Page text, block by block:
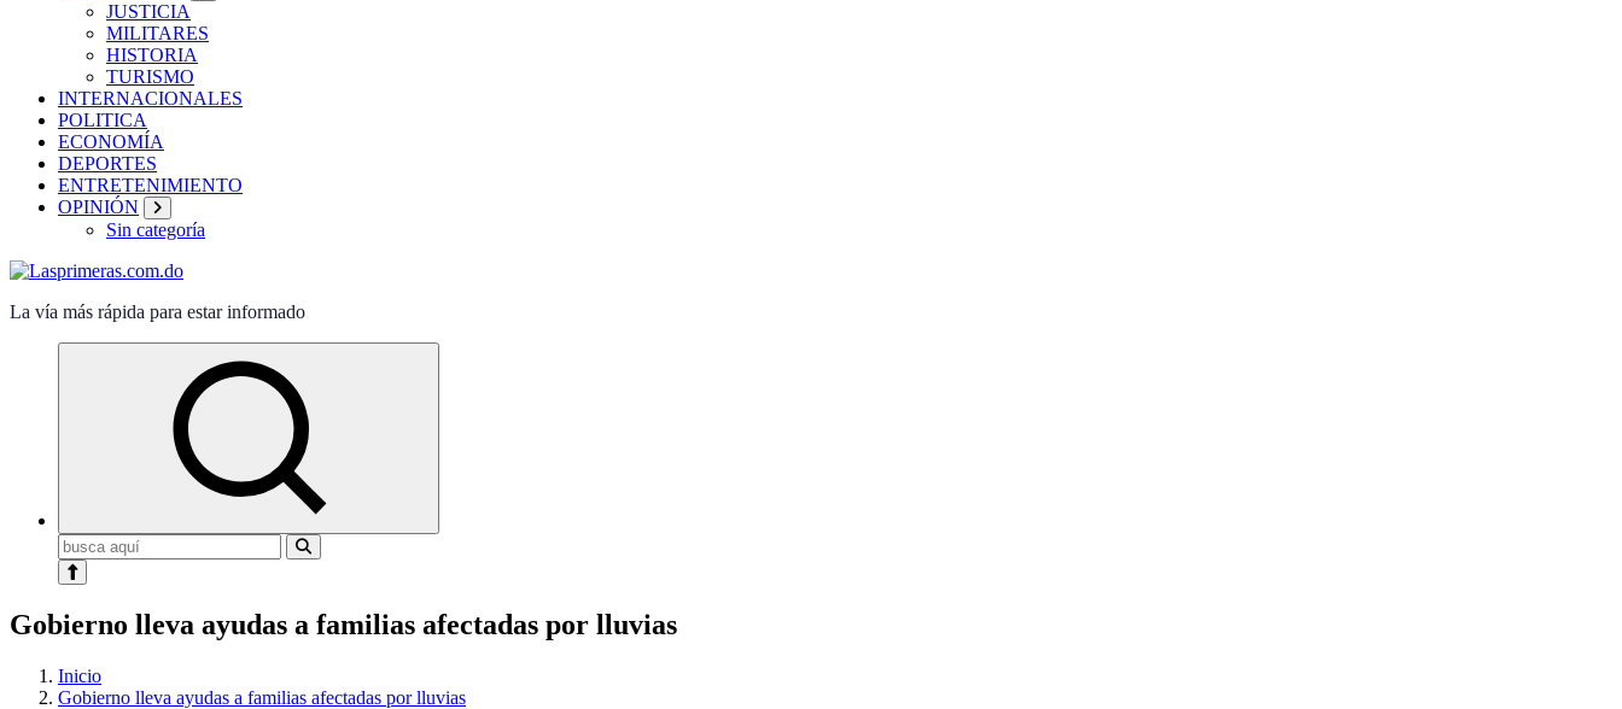
JUSTICIA
MILITARES
HISTORIA
TURISMO
INTERNACIONALES
POLITICA
ECONOMÍA
DEPORTES
ENTRETENIMIENTO
OPINIÓN
Sin categoría
La vía más rápida para estar informado
Buscar:
Gobierno lleva ayudas a familias afectadas por lluvias
Inicio
Gobierno lleva ayudas a familias afectadas por lluvias